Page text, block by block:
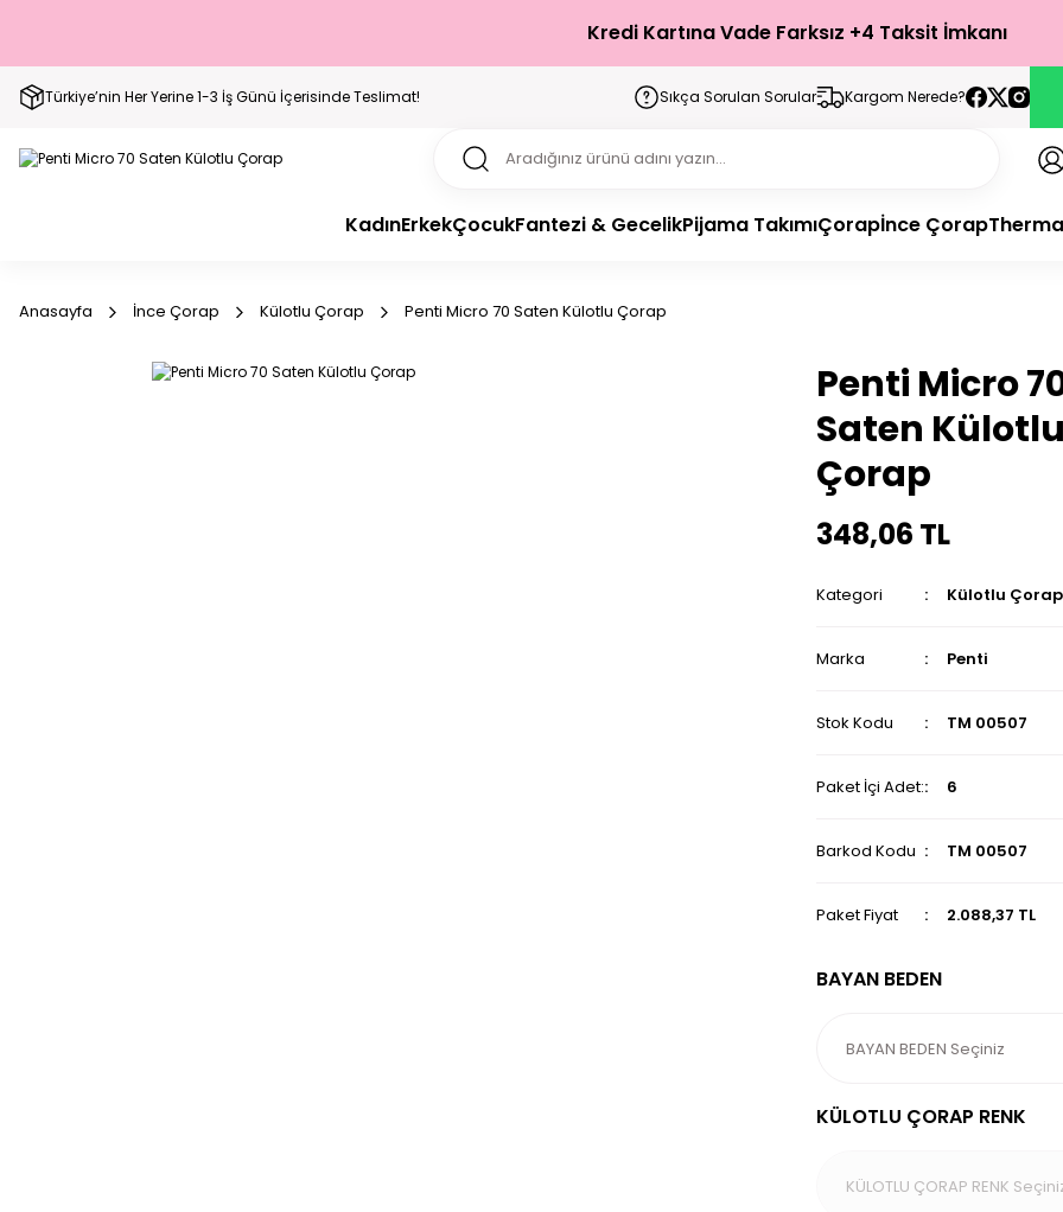
Kredi Kartına Vade Farksız +4 Taksit İmkanı
Türkiye’nin Her Yerine 1-3 İş Günü İçerisinde Teslimat!
Türkiye’nin Her Yerine 1-3 İş Günü İçerisinde Teslimat! Sıkça Sorulan Sorular Kargom Nerede?
KadınErkekÇocukFantezi & GecelikPijama TakımıÇorapİnce Çorap
Anasayfa İnce Çorap Külotlu Çorap Penti Micro 70 Saten Külotlu Çorap
Penti Micro
Saten Külotlu
Çorap
348,06 TL
Kategori Külotlu Çorap
Marka Penti
Stok Kodu TM 00507
Paket İçi Adet: 6
Barkod Kodu TM 00507
Paket Fiyat 2.088,37 TL
BAYAN BEDEN
KÜLOTLU ÇORAP RENK